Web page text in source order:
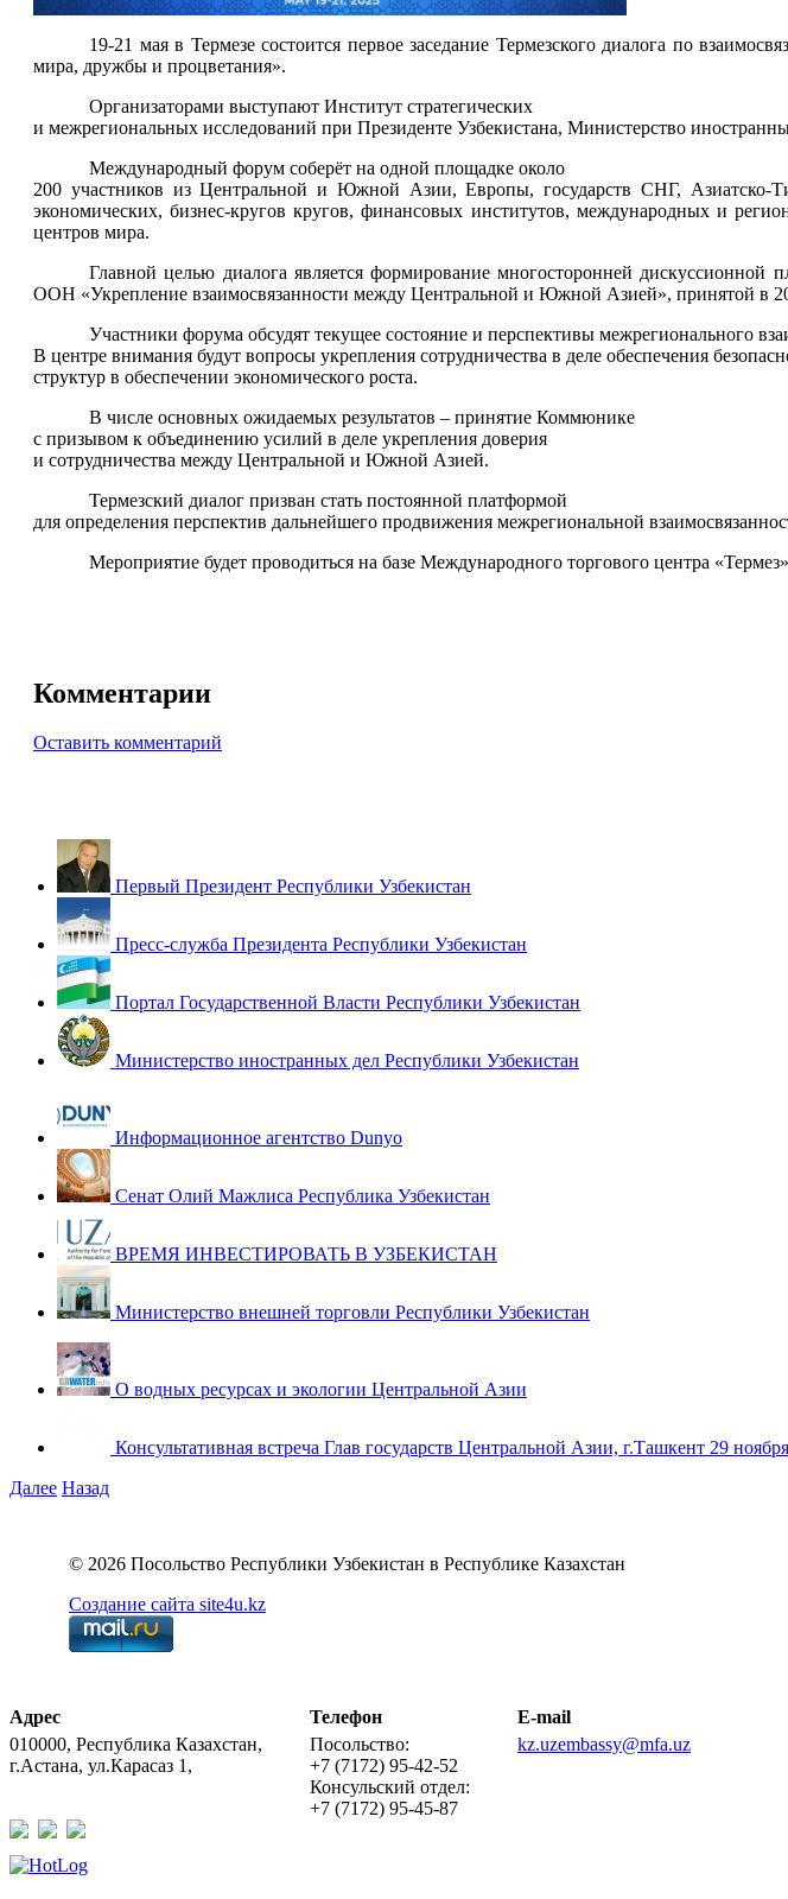
19-21 мая в Термезе состоится первое заседание Термезского диалога по
мира, дружбы и процветания».
Организаторами выступают Институт стратегических
и межрегиональных исследований при Президенте Узбекистана, Министерство
Международный форум соберёт на одной площадке около
200 участников из Центральной и Южной Азии, Европы, государств СНГ, Азиатско-
экономических, бизнес-кругов кругов, финансовых институтов, международных и
центров мира.
Главной целью диалога является формирование многосторонней дискуссионной
ООН «Укрепление взаимосвязанности между Центральной и Южной Азией», принятой в
Участники форума обсудят текущее состояние и перспективы межрегионального
В центре внимания будут вопросы укрепления сотрудничества в деле обеспечения
структур в обеспечении экономического роста.
В числе основных ожидаемых результатов – принятие Коммюнике
с призывом к объединению усилий в деле укрепления доверия
и сотрудничества между Центральной и Южной Азией.
Термезский диалог призван стать постоянной платформой
для определения перспектив дальнейшего продвижения межрегиональной
Мероприятие будет проводиться на базе Международного торгового центра
Комментарии
Оставить комментарий
Первый Президент Республики Узбекистан
Пресс-служба Президента Республики Узбекистан
Портал Государственной Власти Республики Узбекистан
Министерство иностранных дел Республики Узбекистан
Информационное агентство Dunyo
Сенат Олий Мажлиса Республика Узбекистан
ВРЕМЯ ИНВЕСТИРОВАТЬ В УЗБЕКИСТАН
Министерство внешней торговли Республики Узбекистан
О водных ресурсах и экологии Центральной Азии
Консультативная встреча Глав государств Центральной Азии, г.Ташкент 29
Далее Назад
© 2026 Посольство Республики Узбекистан в Республике Казахстан
Создание сайта site4u.kz
Адрес
010000, Республика Казахстан,
г.Астана, ул.Карасаз 1,
Телефон
Посольство:
+7 (7172) 95-42-52
Консульский отдел:
+7 (7172) 95-45-87
E-mail
kz.uzembassy@mfa.uz